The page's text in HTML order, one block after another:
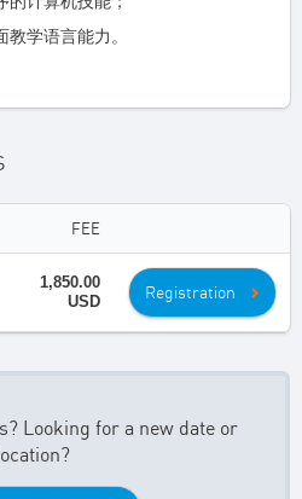
学语言能力。
FEE
1,850.00
USD
Registration
Looking for a new date or